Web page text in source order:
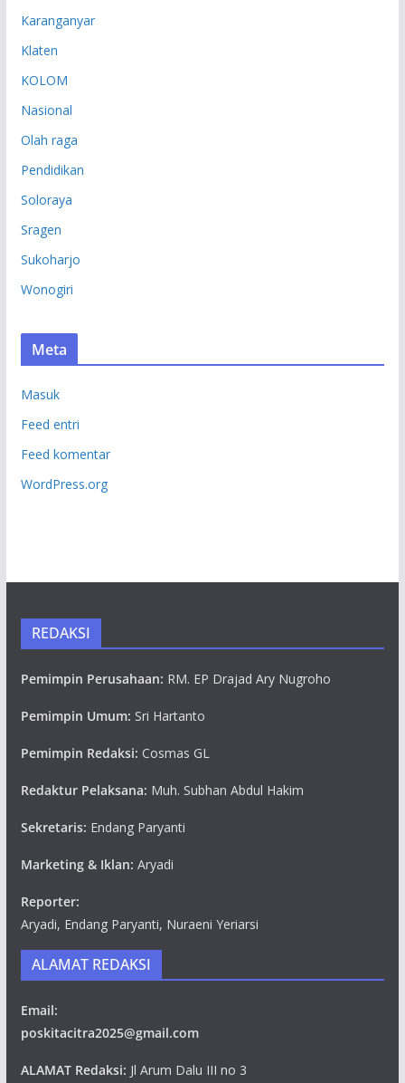
Karanganyar
Klaten
KOLOM
Nasional
Olah raga
Pendidikan
Soloraya
Sragen
Sukoharjo
Wonogiri
Meta
Masuk
Feed entri
Feed komentar
WordPress.org
REDAKSI
Pemimpin Perusahaan: RM. EP Drajad Ary Nugroho
Pemimpin Umum: Sri Hartanto
Pemimpin Redaksi: Cosmas GL
Redaktur Pelaksana: Muh. Subhan Abdul Hakim
Sekretaris: Endang Paryanti
Marketing & Iklan: Aryadi
Reporter:
Aryadi, Endang Paryanti, Nuraeni Yeriarsi
ALAMAT REDAKSI
Email:
poskitacitra2025@gmail.com
ALAMAT Redaksi: Jl Arum Dalu III no 3